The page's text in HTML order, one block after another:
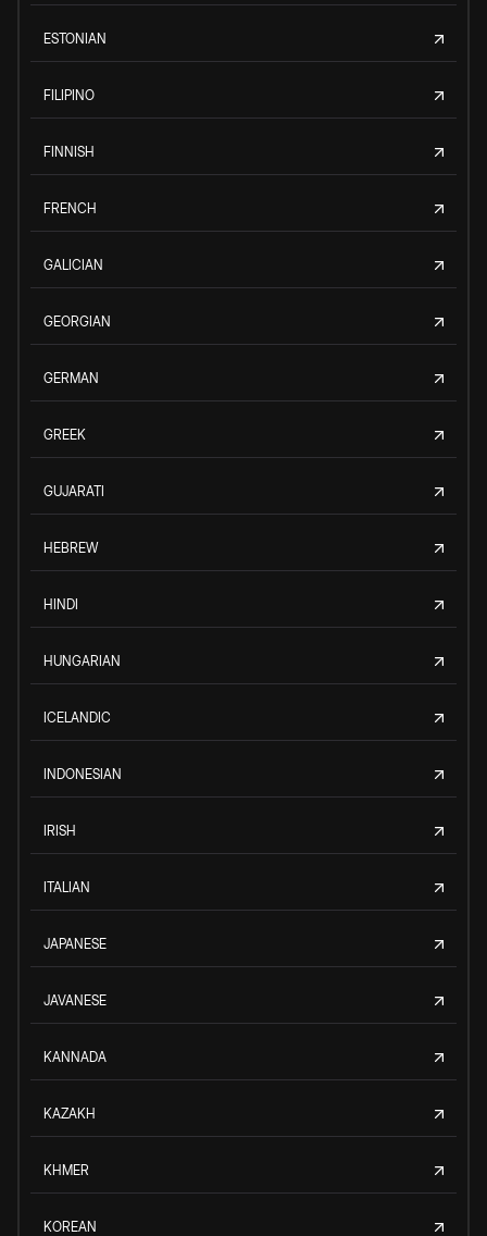
ESTONIAN
FILIPINO
FINNISH
FRENCH
GALICIAN
GEORGIAN
GERMAN
GREEK
GUJARATI
HEBREW
HINDI
HUNGARIAN
ICELANDIC
INDONESIAN
IRISH
ITALIAN
JAPANESE
JAVANESE
KANNADA
KAZAKH
KHMER
KOREAN